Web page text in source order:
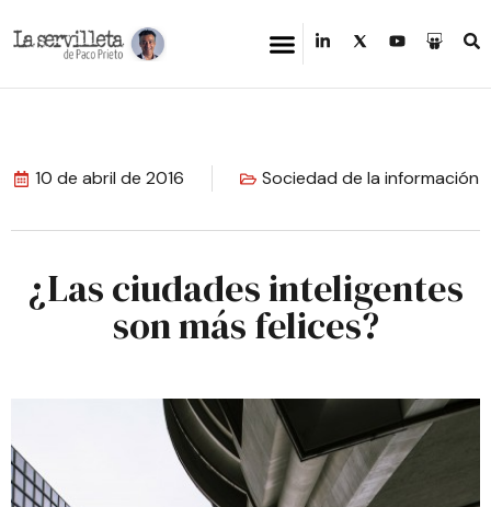
10 de abril de 2016 Sociedad de la información
¿Las ciudades inteligentes
son más felices?